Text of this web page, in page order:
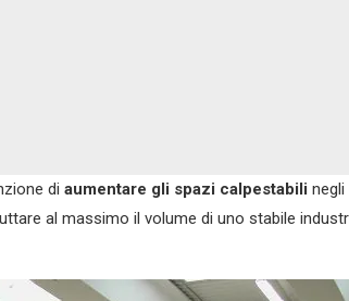
di aumentare gli spazi calpestabili
al massimo il volume di uno stabile